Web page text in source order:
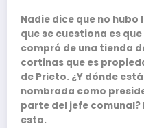
Nadie dice que no hubo
que se cuestiona es
compró de una tienda
cortinas que es
de Prieto. ¿Y dónde
nombrada como
parte del jefe
esto.